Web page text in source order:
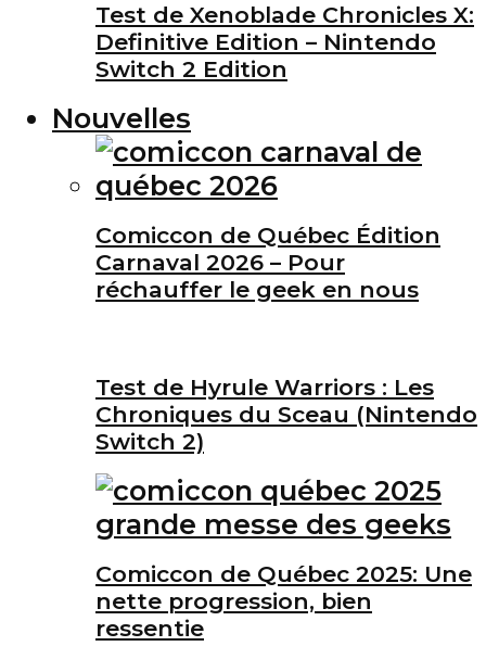
Test de Xenoblade Chronicles X:
Definitive Edition – Nintendo
Switch 2 Edition
Nouvelles
Comiccon de Québec Édition
Carnaval 2026 – Pour
réchauffer le geek en nous
Test de Hyrule Warriors : Les
Chroniques du Sceau (Nintendo
Switch 2)
Comiccon de Québec 2025: Une
nette progression, bien
ressentie